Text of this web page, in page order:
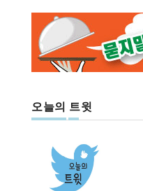
오늘의 트윗